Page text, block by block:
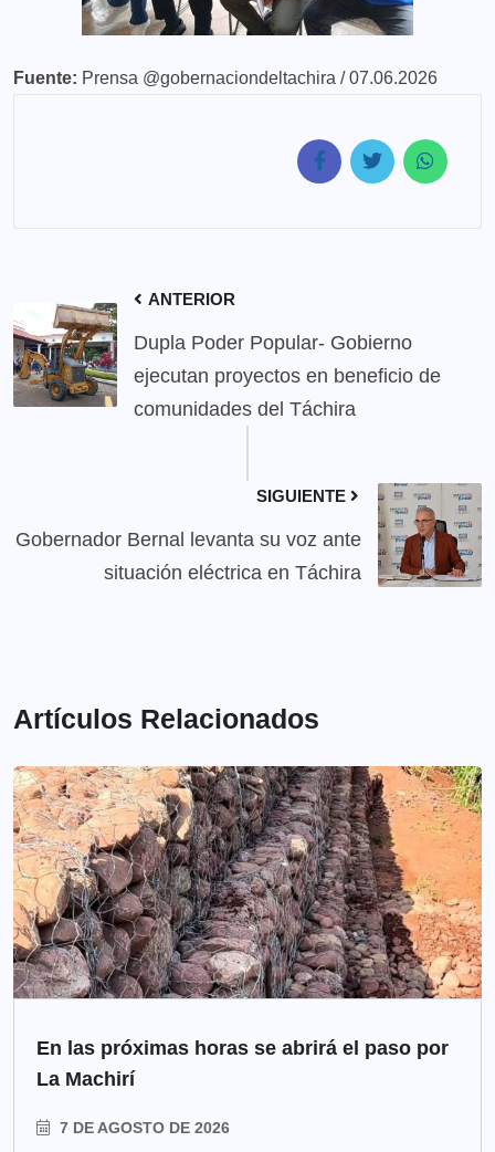
Fuente: Prensa @gobernaciondeltachira / 07.06.2026
ANTERIOR
Dupla Poder Popular- Gobierno
ejecutan proyectos en beneficio de
comunidades del Táchira
SIGUIENTE
Gobernador Bernal levanta su voz ante
situación eléctrica en Táchira
Artículos Relacionados
En las próximas horas se abrirá el paso por
La Machirí
7 DE AGOSTO DE 2026